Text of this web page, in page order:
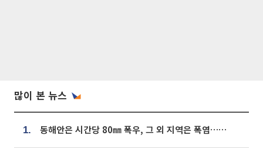
많이 본 뉴스
1. 동해안은 시간당 80㎜ 폭우, 그 외 지역은 폭염…‘극과 극 날씨’